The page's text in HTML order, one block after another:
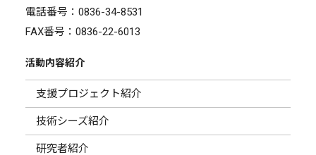
電話番号： 0836-34-8531
FAX番号：0836-22-6013
活動内容紹介
支援プロジェクト紹介
技術シーズ紹介
研究者紹介